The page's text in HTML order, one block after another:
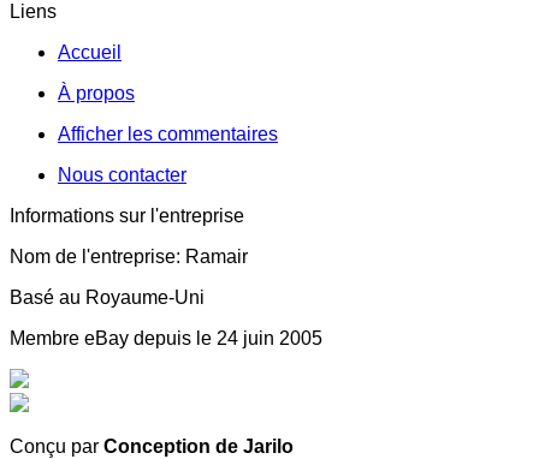
Liens
Accueil
À propos
Afficher les commentaires
Nous contacter
Informations sur l'entreprise
Nom de l'entreprise: Ramair
Basé au Royaume-Uni
Membre eBay depuis le 24 juin 2005
Conçu par Conception de Jarilo